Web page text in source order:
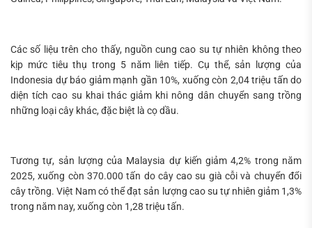
Các số liệu trên cho thấy, nguồn cung cao su tự nhiên không theo
kịp mức tiêu thụ trong 5 năm liên tiếp. Cụ thể, sản lượng của
Indonesia dự báo giảm mạnh gần 10%, xuống còn 2,04 triệu tấn do
diện tích cao su khai thác giảm khi nông dân chuyển sang trồng
những loại cây khác, đặc biệt là cọ dầu.
Tương tự, sản lượng của Malaysia dự kiến giảm 4,2% trong năm
2025, xuống còn 370.000 tấn do cây cao su già cỗi và chuyển đổi
cây trồng. Việt Nam có thể đạt sản lượng cao su tự nhiên giảm 1,3%
trong năm nay, xuống còn 1,28 triệu tấn.